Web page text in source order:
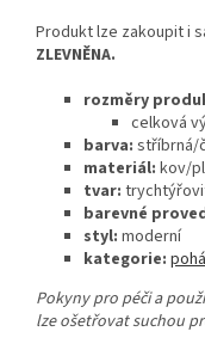
Produkt lze zakoupit i
ZLEVNĚNA.
rozměry
celková
barva: stříbrná/
materiál: kov/
tvar:
barevné
styl: moderní
kategorie:
Pokyny pro péči a
lze ošetřovat suchou